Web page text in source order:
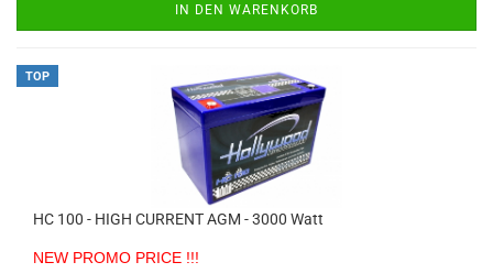
IN DEN WARENKORB
TOP
HC 100 - HIGH CURRENT AGM - 3000 Watt
NEW PROMO PRICE !!!